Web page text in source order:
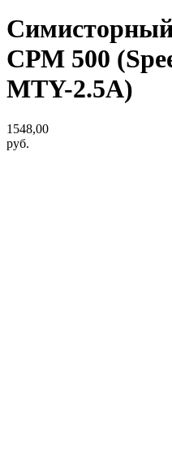
Симисторный
СРМ 500
MTY-2.5A)
1548,00
руб.